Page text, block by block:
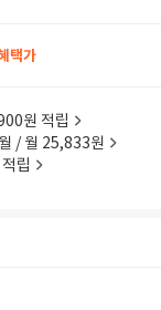
택가
원 적립
/ 월 25,833원
립